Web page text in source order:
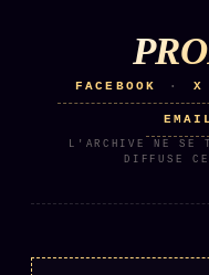
S'abonner
Cercle Privé
Mécène
Bienvenue
FACEBOOK · X
EMAIL
L'ARCHIVE NE SE
DIFFUSE